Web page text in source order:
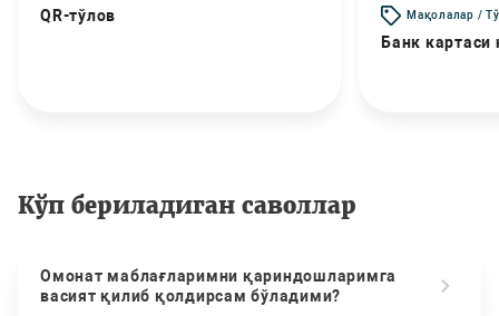
QR-тўлов Мақолалар /
Банк картаси
Кўп бериладиган саволлар
Омонат маблағларимни қариндошларимга
васият қилиб қолдирсам бўладими?